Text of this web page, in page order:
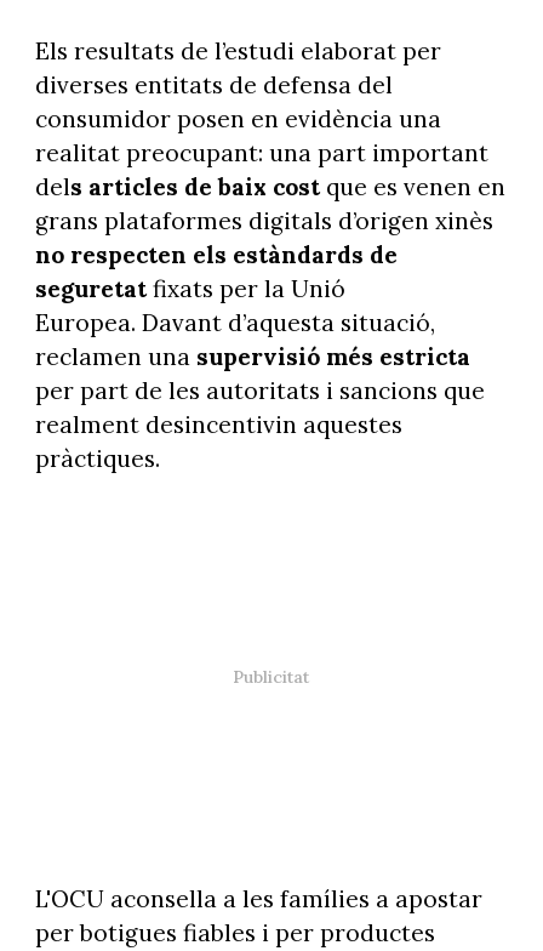
Els resultats de l’estudi elaborat per
diverses entitats de defensa del
consumidor posen en evidència una
realitat preocupant: una part important
dels articles de baix cost que es venen en
grans plataformes digitals d’origen xinès
no respecten els estàndards de
seguretatfixats per la Unió
Europea. Davant d’aquesta situació,
reclamen una supervisió més estricta
per part de les autoritats i sancions que
realment desincentivin aquestes
pràctiques.
L'OCU aconsella a les famílies a apostar
per botigues fiables i per productes